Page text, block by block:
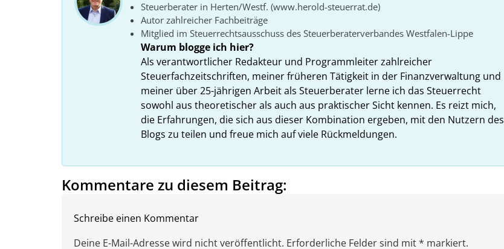
Steuerberater in Herten/Westf. (www.herold-steuerrat.de)
Autor zahlreicher Fachbeiträge
Mitglied im Steuerrechtsausschuss des Steuerberaterverbandes Westfalen-Lippe
Warum blogge ich hier?
Als verantwortlicher Redakteur und Programmleiter zahlreicher
Steuerfachzeitschriften, meiner früheren Tätigkeit in der Finanzverwaltung und
meiner über 25-jährigen Arbeit als Steuerberater lerne ich das Steuerrecht
sowohl aus theoretischer als auch aus praktischer Sicht kennen. Es reizt mich,
die Erfahrungen, die sich aus dieser Kombination ergeben, mit den Nutzern des
Blogs zu teilen und freue mich auf viele Rückmeldungen.
Kommentare zu diesem Beitrag:
Schreibe einen Kommentar
Deine E-Mail-Adresse wird nicht veröffentlicht. Erforderliche Felder sind mit * markiert.